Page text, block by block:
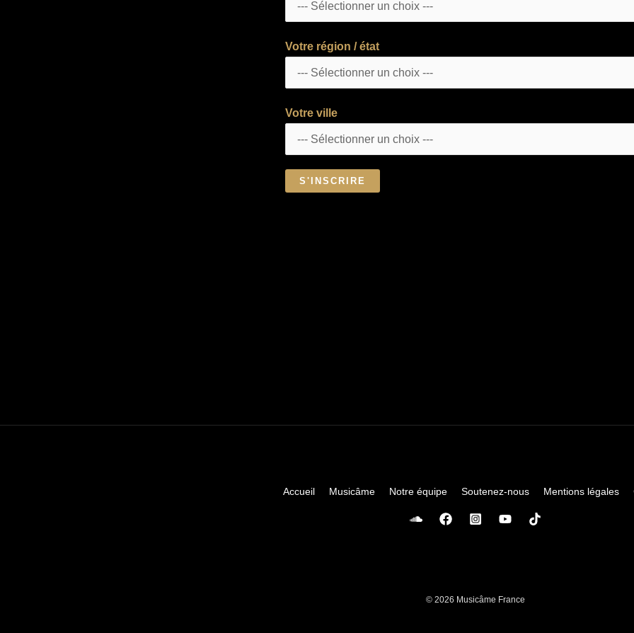
Votre région / état
Votre ville
S'INSCRIRE
Accueil Musicâme Notre équipe Soutenez-nous Mentions légales
© 2026 Musicâme France